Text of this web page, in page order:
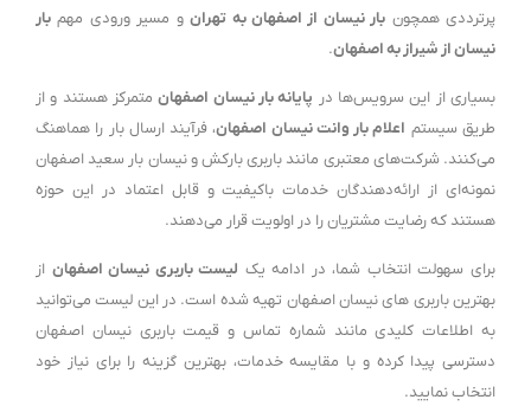
پرترددی همچون بار نیسان از اصفهان به تهرانو مسیر ورودی مهم بار
نیسان از شیراز به اصفهان.
بسیاری از این سرویس‌ها در پایانه بار نیسان اصفهانمتمرکز هستند و از
طریق سیستم اعلام بار وانت نیسان اصفهان، فرآیند ارسال بار را هماهنگ
می‌کنند. شرکت‌های معتبری مانند باربری بارکش و نیسان بار سعید اصفهان
نمونه‌ای از ارائه‌دهندگان خدمات باکیفیت و قابل اعتماد در این حوزه
هستند که رضایت مشتریان را در اولویت قرار می‌دهند.
برای سهولت انتخاب شما، در ادامه یک لیست باربری نیسان اصفهان از
بهترین باربری های نیسان اصفهان تهیه شده است. در این لیست می‌توانید
به اطلاعات کلیدی مانند شماره تماس و قیمت باربری نیسان اصفهان
دسترسی پیدا کرده و با مقایسه خدمات، بهترین گزینه را برای نیاز خود
انتخاب نمایید.